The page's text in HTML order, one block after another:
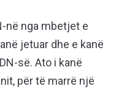
në nga mbetjet e
jetuar dhe e kanë
së. Ato i kanë
për të marrë një